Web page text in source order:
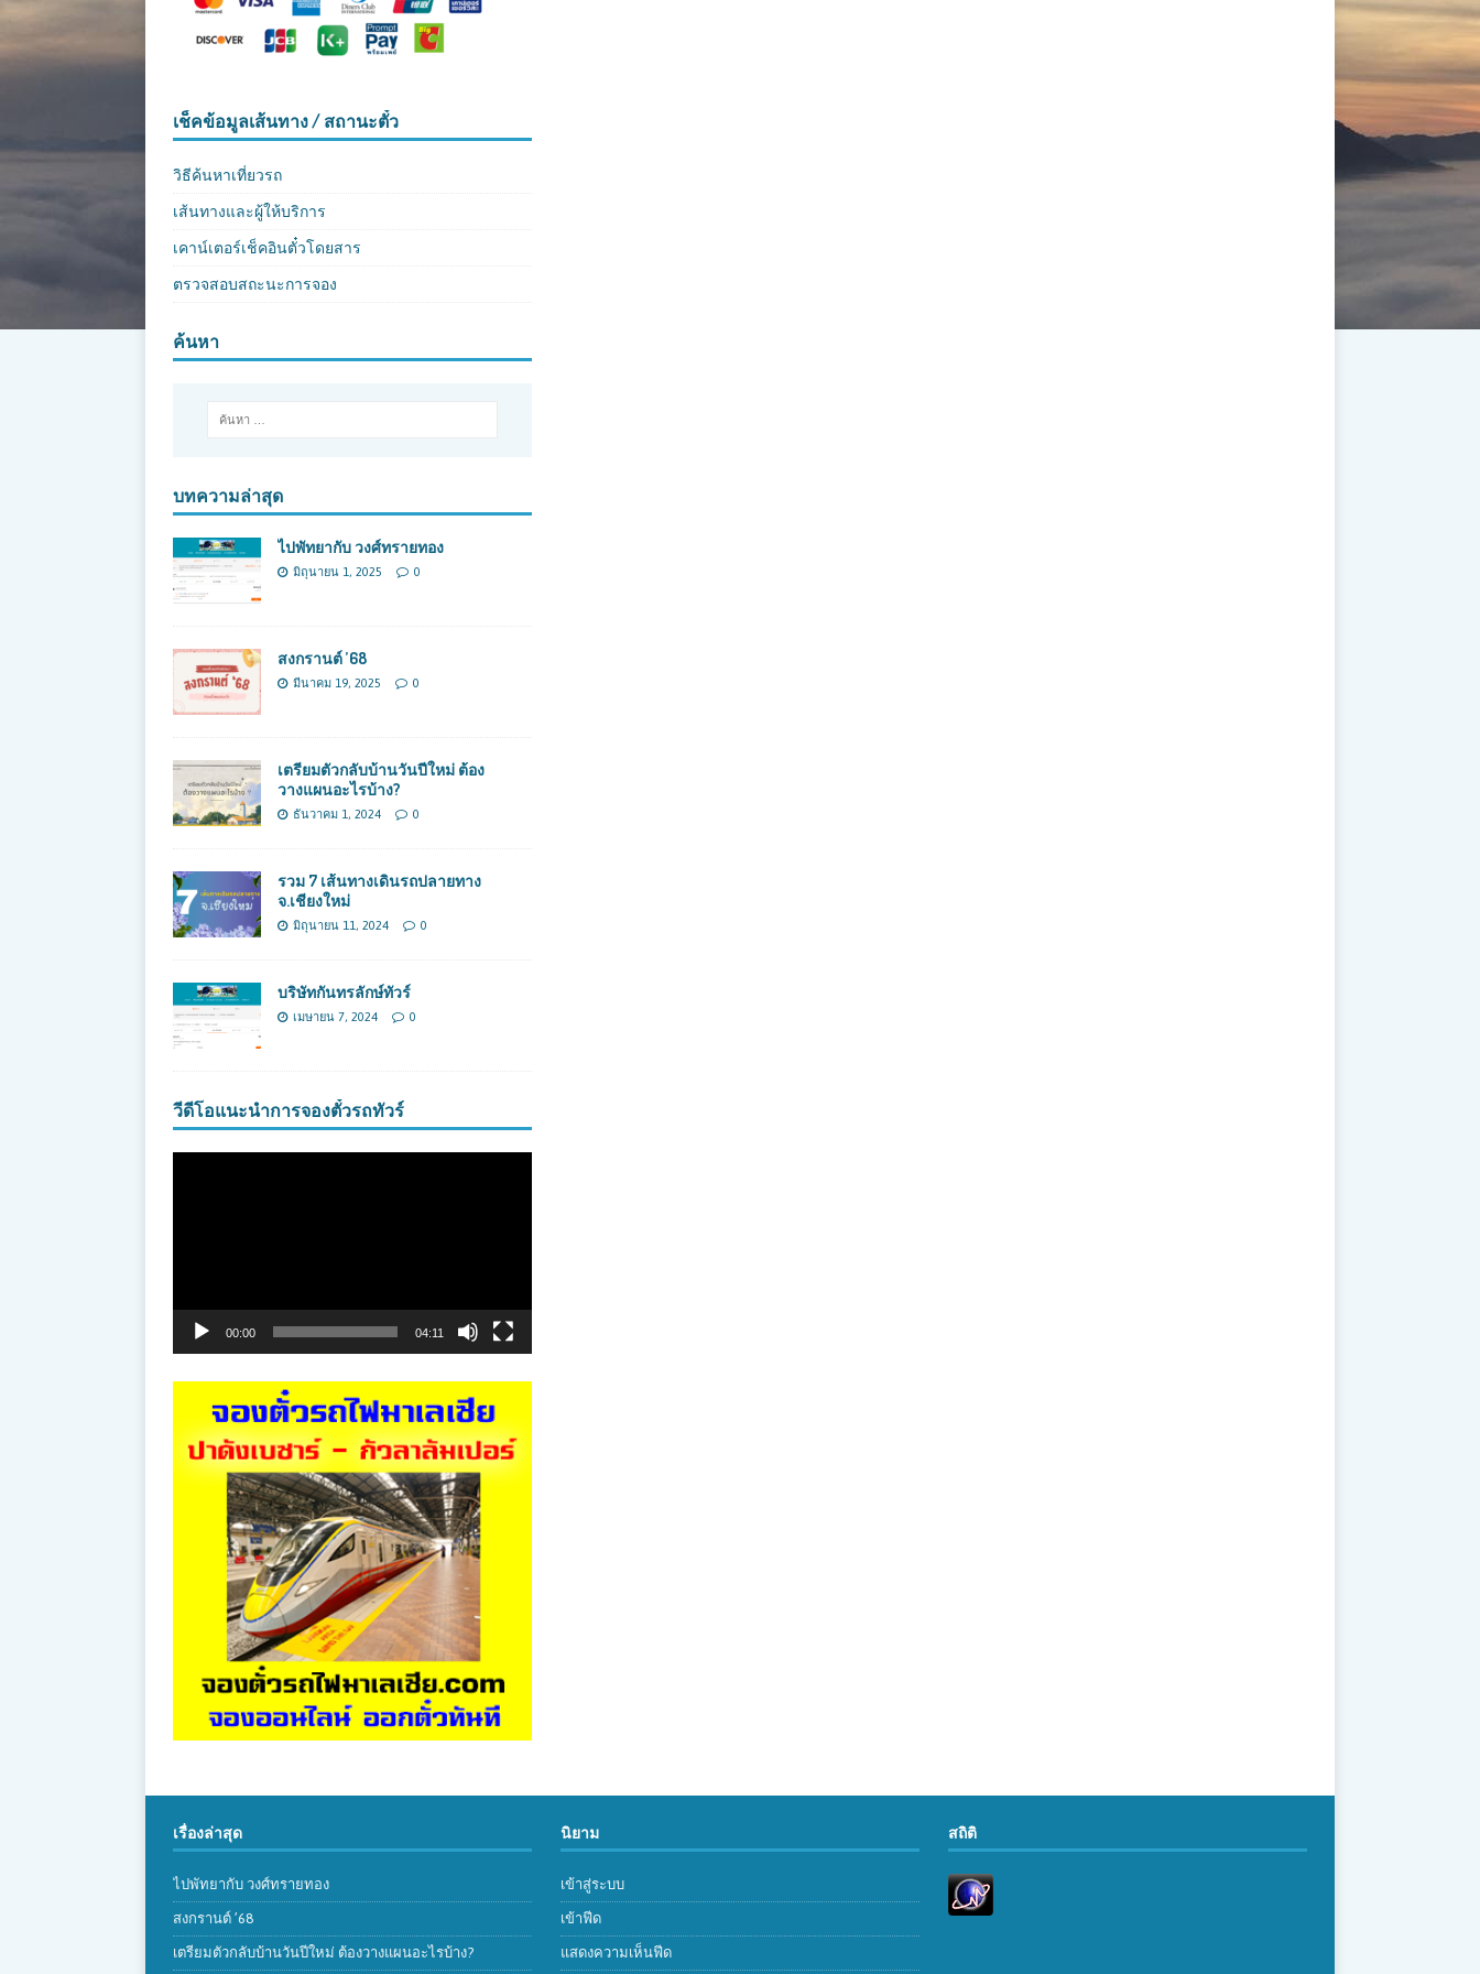
เช็คข้อมูลเส้นทาง / สถานะตั๋ว
วิธีค้นหาเที่ยวรถ
เส้นทางและผู้ให้บริการ
เคาน์เตอร์เช็คอินตั๋วโดยสาร
ตรวจสอบสถะนะการจอง
ค้นหา
บทความล่าสุด
ไปพัทยากับ วงศ์ทรายทอง
มิถุนายน 1, 2025 0
สงกรานต์ ’68
มีนาคม 19, 2025 0
เตรียมตัวกลับบ้านวันปีใหม่ ต้อง
วางแผนอะไรบ้าง?
ธันวาคม 1, 2024 0
รวม 7 เส้นทางเดินรถปลายทาง
จ.เชียงใหม่
มิถุนายน 11, 2024 0
บริษัทกันทรลักษ์ทัวร์
เมษายน 7, 2024 0
วีดีโอแนะนำการจองตั๋วรถทัวร์
00:00 04:11
เรื่องล่าสุด
ไปพัทยากับ วงศ์ทรายทอง
สงกรานต์ ’68
เตรียมตัวกลับบ้านวันปีใหม่ ต้องวางแผนอะไรบ้าง?
นิยาม
เข้าสู่ระบบ
เข้าฟีด
แสดงความเห็นฟีด
สถิติ